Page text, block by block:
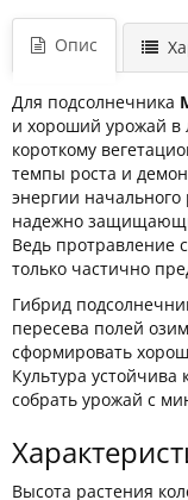
Опис
Для подсолнечника
и хороший урожай в
короткому
темпы роста и
энергии начального
надежно
Ведь протравление
только частично
Гибрид
пересева полей
сформировать
Культура
собрать урожай с
Высота растения